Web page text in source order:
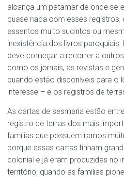
alcança um patamar de onde se
quase nada com esses
assentos muito sucintos ou
inexistência dos livros
deve começar a recorrer a
como os jornais, as revistas e
quando estão disponíveis para o
interesse – e os registros de
As cartas de sesmaria estão
registro de terras dos mais
famílias que possuem ramos
porque essas cartas tinham
colonial e já eram produzidas no
território, quando as famílias